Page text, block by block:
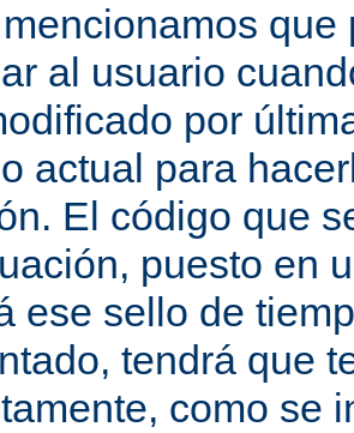
que
al usuario
por
actual para
El código que
puesto en
ese sello de
tendrá que
como se